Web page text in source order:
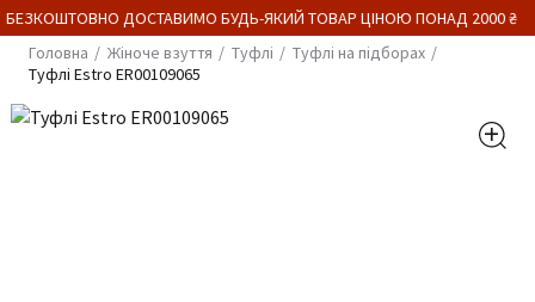
ДОСТАВИМО БУДЬ-ЯКИЙ ТОВАР ЦІНОЮ ПОНАД 2000 ₴
Головна
Жіноче взуття Туфлі
Туфлі на підборах
Туфлі Estro ER00109065